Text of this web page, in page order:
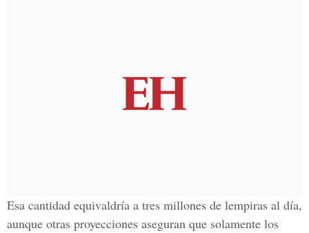
Esa cantidad equivaldría a tres millones de lempiras al día,
aunque otras proyecciones aseguran que solamente los